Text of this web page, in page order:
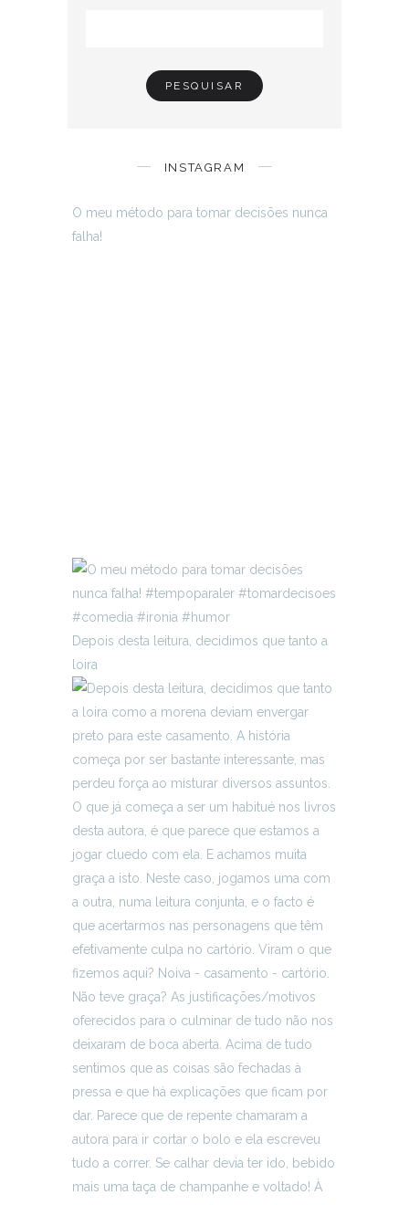
INSTAGRAM
O meu método para tomar decisões nunca
falha!
Depois desta leitura, decidimos que tanto a
loira